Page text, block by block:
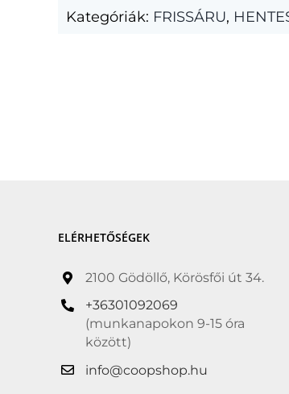
Kategóriák: FRISSÁRU,
ELÉRHETŐSÉGEK
2100 Gödöllő, Körösfői út 34.
+36301092069
(munkanapokon 9-15 óra
között)
info@coopshop.hu